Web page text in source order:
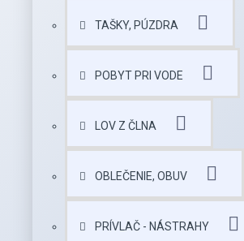
TAŠKY, PÚZDRA
POBYT PRI VODE
LOV Z ČLNA
OBLEČENIE, OBUV
PRÍVLAČ - NÁSTRAHY